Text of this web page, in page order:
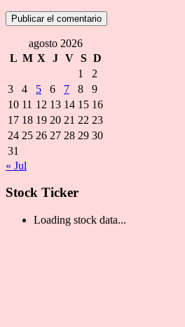
agosto 2026
L M X J V S D
1
2
3
4 5 6 7 8
9
10 11 12 13 14 15 16
17 18 19 20 21 22 23
24 25 26 27 28 29 30
31
« Jul
Stock Ticker
Loading stock data...